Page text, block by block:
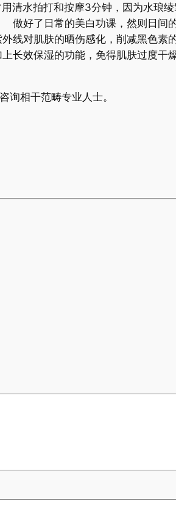
清水拍打和按摩3分钟，因为水琅
好了日常的美白功课，然则日间的
线对肌肤的晒伤感化，削减黑色素
长效保湿的功能，免得肌肤过度干燥
询相干范畴专业人士。